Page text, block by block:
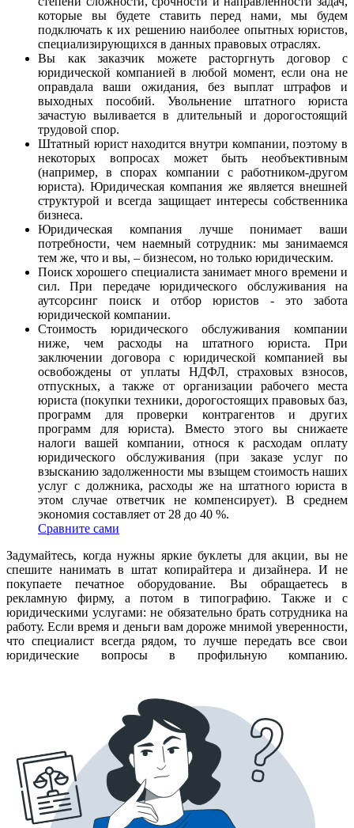
которые вы будете ставить перед нами, мы будем
подключать к их решению наиболее опытных юристов,
специализирующихся в данных правовых отраслях.
Вы как заказчик можете расторгнуть договор с
юридической компанией в любой момент, если она не
оправдала ваши ожидания, без выплат штрафов и
выходных пособий. Увольнение штатного юриста
зачастую выливается в длительный и дорогостоящий
трудовой спор.
Штатный юрист находится внутри компании, поэтому в
некоторых вопросах может быть необъективным
(например, в спорах компании с работником-другом
юриста). Юридическая компания же является внешней
структурой и всегда защищает интересы собственника
бизнеса.
Юридическая компания лучше понимает ваши
потребности, чем наемный сотрудник: мы занимаемся
тем же, что и вы, – бизнесом, но только юридическим.
Поиск хорошего специалиста занимает много времени и
сил. При передаче юридического обслуживания на
аутсорсинг поиск и отбор юристов - это забота
юридической компании.
Стоимость юридического обслуживания компании
ниже, чем расходы на штатного юриста. При
заключении договора с юридической компанией вы
освобождены от уплаты НДФЛ, страховых взносов,
отпускных, а также от организации рабочего места
юриста (покупки техники, дорогостоящих правовых баз,
программ для проверки контрагентов и других
программ для юриста). Вместо этого вы снижаете
налоги вашей компании, относя к расходам оплату
юридического обслуживания (при заказе услуг по
взысканию задолженности мы взыщем стоимость наших
услуг с должника, расходы же на штатного юриста в
этом случае ответчик не компенсирует). В среднем
экономия составляет от 28 до 40 %.
Сравните сами
Задумайтесь, когда нужны яркие буклеты для акции, вы не
спешите нанимать в штат копирайтера и дизайнера. И не
покупаете печатное оборудование. Вы обращаетесь в
рекламную фирму, а потом в типографию. Также и с
юридическими услугами: не обязательно брать сотрудника на
работу. Если время и деньги вам дороже мнимой уверенности,
что специалист всегда рядом, то лучше передать все свои
юридические вопросы в профильную компанию.